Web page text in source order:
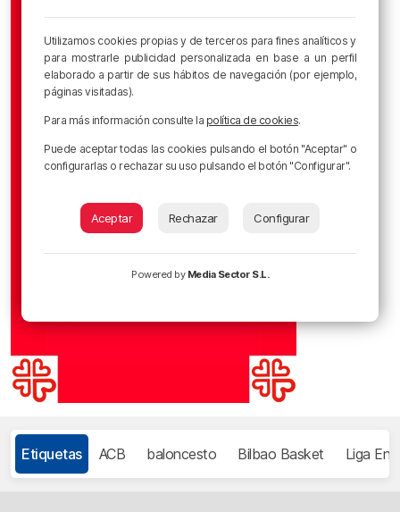
Etiquetas ACB baloncesto Bilbao Basket Liga
Utilizamos cookies propias y de terceros para fines analíticos y
para mostrarle publicidad personalizada en base a un perfil
elaborado a partir de sus hábitos de navegación (por ejemplo,
páginas visitadas).
Para más información consulte la política de cookies.
Puede aceptar todas las cookies pulsando el botón "Aceptar" o
configurarlas o rechazar su uso pulsando el botón "Configurar".
Aceptar Rechazar Configurar
Powered by Media Sector S.L.